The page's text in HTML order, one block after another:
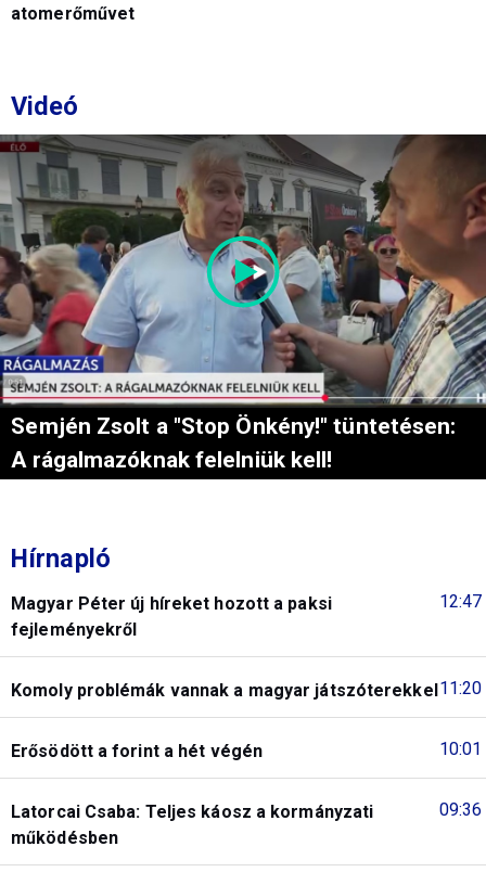
atomerőművet
Videó
Semjén Zsolt a "Stop Önkény!" tüntetésen:
A rágalmazóknak felelniük kell!
Hírnapló
12:47
Magyar Péter új híreket hozott a paksi
fejleményekről
11:20
Komoly problémák vannak a magyar játszóterekkel
10:01
Erősödött a forint a hét végén
09:36
Latorcai Csaba: Teljes káosz a kormányzati
működésben